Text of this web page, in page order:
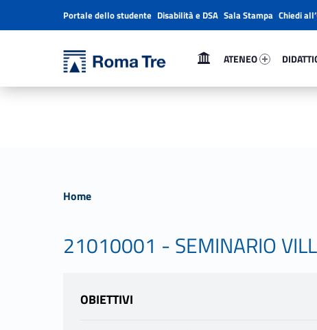
Università Roma Tre Primary Menu
ATENEO
Header info sidebar
Portale dello studente Disabilità e DSA Sala Stampa Chiedi
Home
21010001 - SEMINARIO
OBIETTIVI